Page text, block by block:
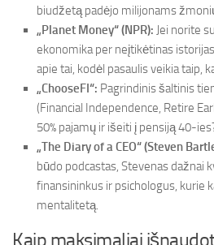
biudžetą padėjo milijonams
„Planet Money“ (NPR): Jei norite
ekonomika per neįtikėtinas
apie tai, kodėl pasaulis veikia taip,
„ChooseFI“: Pagrindinis šaltinis
(Financial Independence, Retire
50% pajamų ir išeiti į pensiją 40-
„The Diary of a CEO“ (Steven
būdo podcastas, Stevenas dažnai
finansininkus ir psichologus, kurie
mentalitetą.
Kaip maksimaliai